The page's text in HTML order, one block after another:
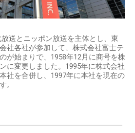
送とニッポン放送を主体とし、東
社各社が参加して、株式会社富士テ
が始まりで、1958年12月に商号を株
に変更しました。1995年に株式会社
社を合併し、1997年に本社を現在の
。